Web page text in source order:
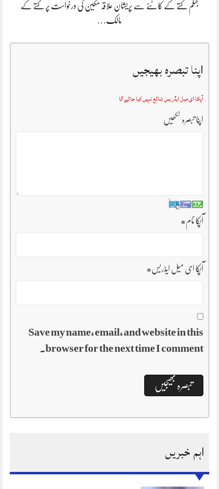
جہلم کتے کے کاٹنے سے پریشان علاقہ مکین کی درخواست پر کتے کے
مالک…
اپنا تبصرہ بھیجیں
آپکا ای میل ایڈریس شائع نہیں کیا جائے گا
اپنا تبصرہ لکھیں
آپکا نام*
آپکا ای میل ایڈریس*
Save my name, email, and website in this
browser for the next time I comment.
اہم خبریں